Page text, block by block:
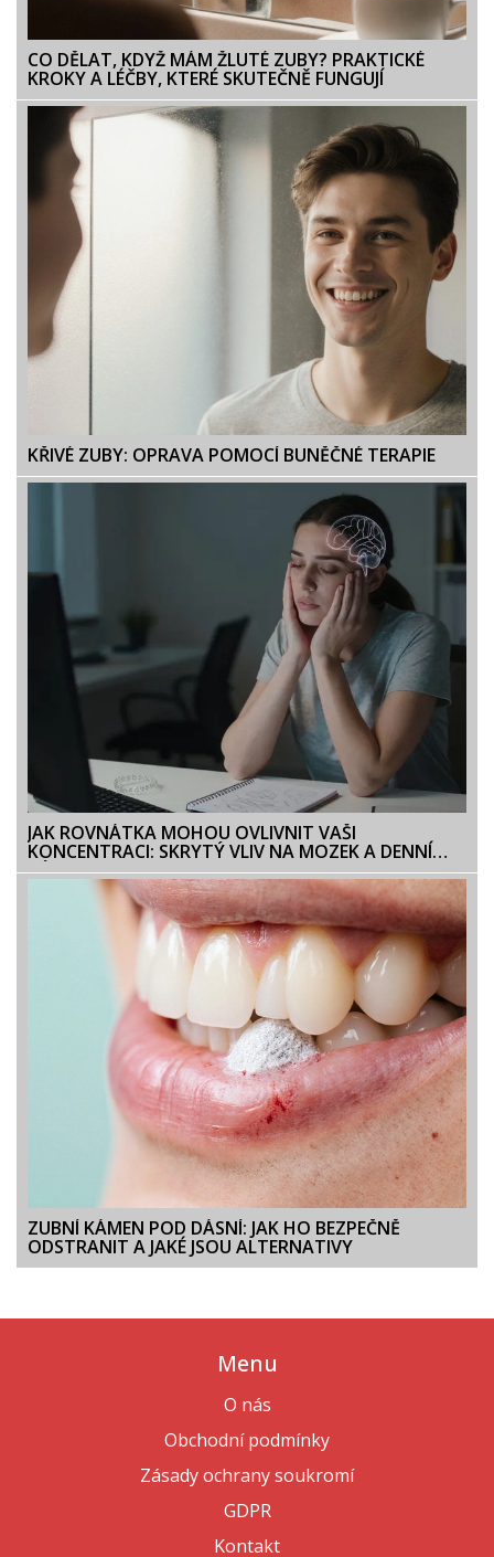
CO DĚLAT, KDYŽ MÁM ŽLUTÉ ZUBY? PRAKTICKÉ
KROKY A LÉČBY, KTERÉ SKUTEČNĚ FUNGUJÍ
KŘIVÉ ZUBY: OPRAVA POMOCÍ BUNĚČNÉ TERAPIE
JAK ROVNÁTKA MOHOU OVLIVNIT VAŠI
KONCENTRACI: SKRYTÝ VLIV NA MOZEK A DENNÍ
VÝKON
ZUBNÍ KÁMEN POD DÁSNÍ: JAK HO BEZPEČNĚ
ODSTRANIT A JAKÉ JSOU ALTERNATIVY
Menu
O nás
Obchodní podmínky
Zásady ochrany soukromí
GDPR
Kontakt